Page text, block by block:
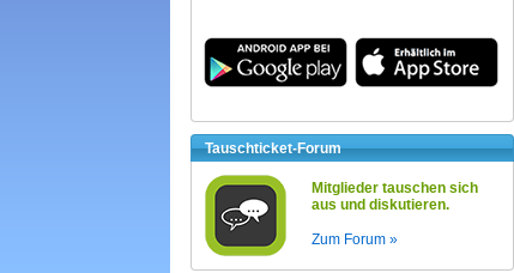
Tauschticket-Forum
Mitglieder tauschen sich
aus und diskutieren.
Zum Forum »